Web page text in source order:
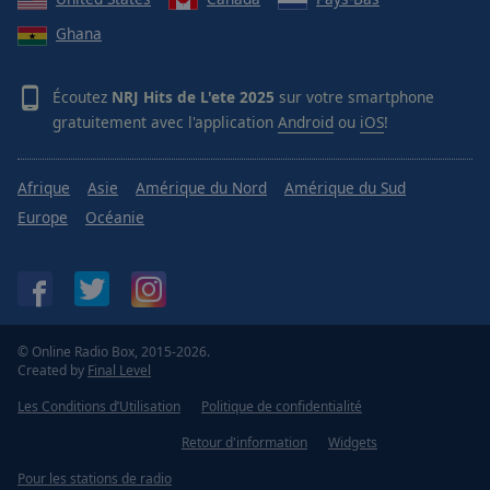
NRJ Classic Hits
NRJ Nouveautes Rap Fr
Ghana
Écoutez NRJ Hits de L'ete 2025 sur votre smartphone
gratuitement avec l'application Android ou iOS!
Afrique Asie Amérique du Nord
Amérique du Sud
Europe
Océanie
© Online Radio Box, 2015-2026.
Created by Final Level
Les Conditions d’Utilisation
Politique de confidentialité
Retour d'information
Widgets
Pour les stations de radio